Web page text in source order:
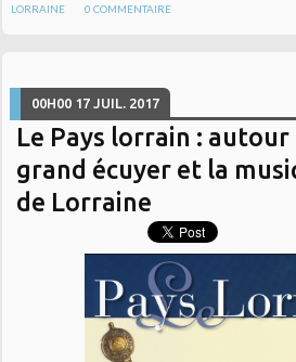
LORRAINE
0 COMMENTAIRE
00H00 17 JUIL. 2017
Le Pays lorrain : autour
grand écuyer et la
de Lorraine